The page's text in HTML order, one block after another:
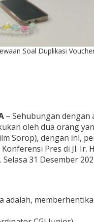
Soal Duplikasi
– Sehubungan dengan
oleh dua orang
Sorop), dengan ini,
Pres di Jl. Ir.
31 Desember
adalah,